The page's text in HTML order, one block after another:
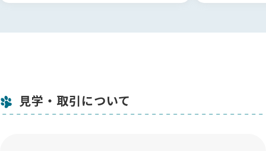
を持ってコンタクトを取ることができました。サイト自体も使
たい飼い主さんにとって、これほど心強いサイトはないと思い
ます。これからも幸せな出会いがたくさん生まれることを願っ
見学・取引について